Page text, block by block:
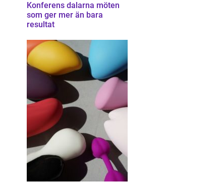
Konferens dalarna möten
som ger mer än bara
resultat